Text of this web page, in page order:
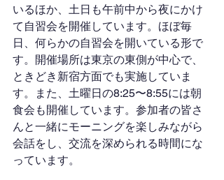
いるほか、土日も午前中から夜にかけ
て自習会を開催しています。ほぼ毎
日、何らかの自習会を開いている形で
す。開催場所は東京の東側が中心で、
ときどき新宿方面でも実施していま
す。また、土曜日の8:25〜8:55には朝
食会も開催しています。参加者の皆さ
んと一緒にモーニングを楽しみながら
会話をし、交流を深められる時間にな
っています。